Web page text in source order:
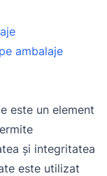
ambalaje
este un element
și integritatea
este utilizat